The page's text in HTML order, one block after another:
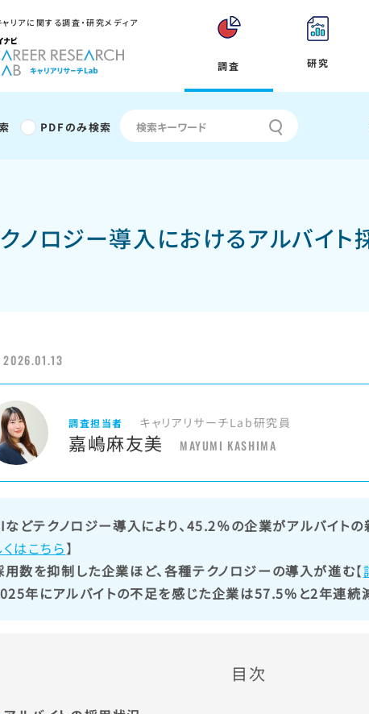
リアに関する調査・研究メディア
調査 研究
PDFのみ検索
ノロジー導入におけるアルバイト
2026.01.13
調査担当者 キャリアリサーチLab研究員
嘉嶋麻友美 MAYUMI KASHIMA
などテクノロジー導入により、45.2％の企業がアルバイト
くはこちら】
用数を抑制した企業ほど、各種テクノロジーの導入が進む【
年にアルバイトの不足を感じた企業は57.5%と2年連続
目次